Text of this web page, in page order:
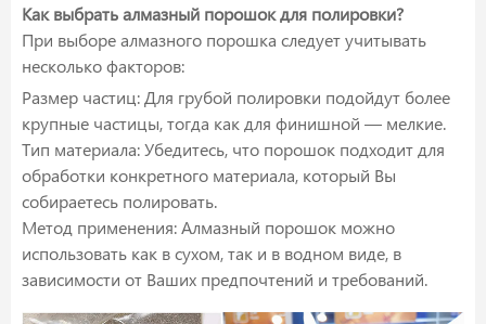
Как выбрать алмазный порошок для полировки?
При выборе алмазного порошка следует учитывать
несколько факторов:
Размер частиц: Для грубой полировки подойдут более
крупные частицы, тогда как для финишной — мелкие.
Тип материала: Убедитесь, что порошок подходит для
обработки конкретного материала, который Вы
собираетесь полировать.
Метод применения: Алмазный порошок можно
использовать как в сухом, так и в водном виде, в
зависимости от Ваших предпочтений и требований.